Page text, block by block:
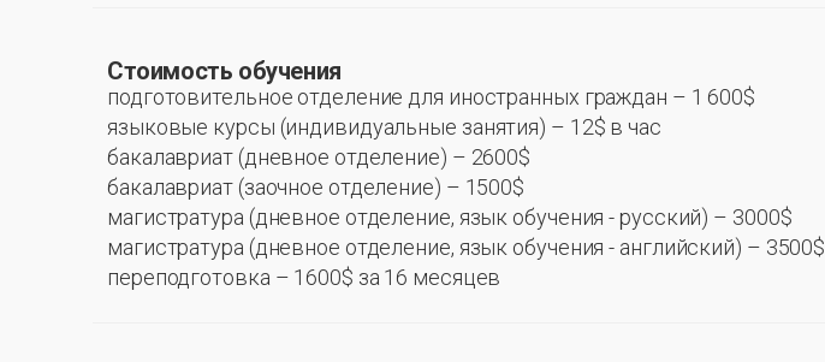
Стоимость обучения
подготовительное отделение для иностранных граждан – 1 600$
языковые курсы (индивидуальные занятия) – 12$ в час
бакалавриат (дневное отделение) – 2600$
бакалавриат (заочное отделение) – 1500$
магистратура (дневное отделение, язык обучения - русский) – 3000$
магистратура (дневное отделение, язык обучения - английский) – 3500$
переподготовка – 1600$ за 16 месяцев